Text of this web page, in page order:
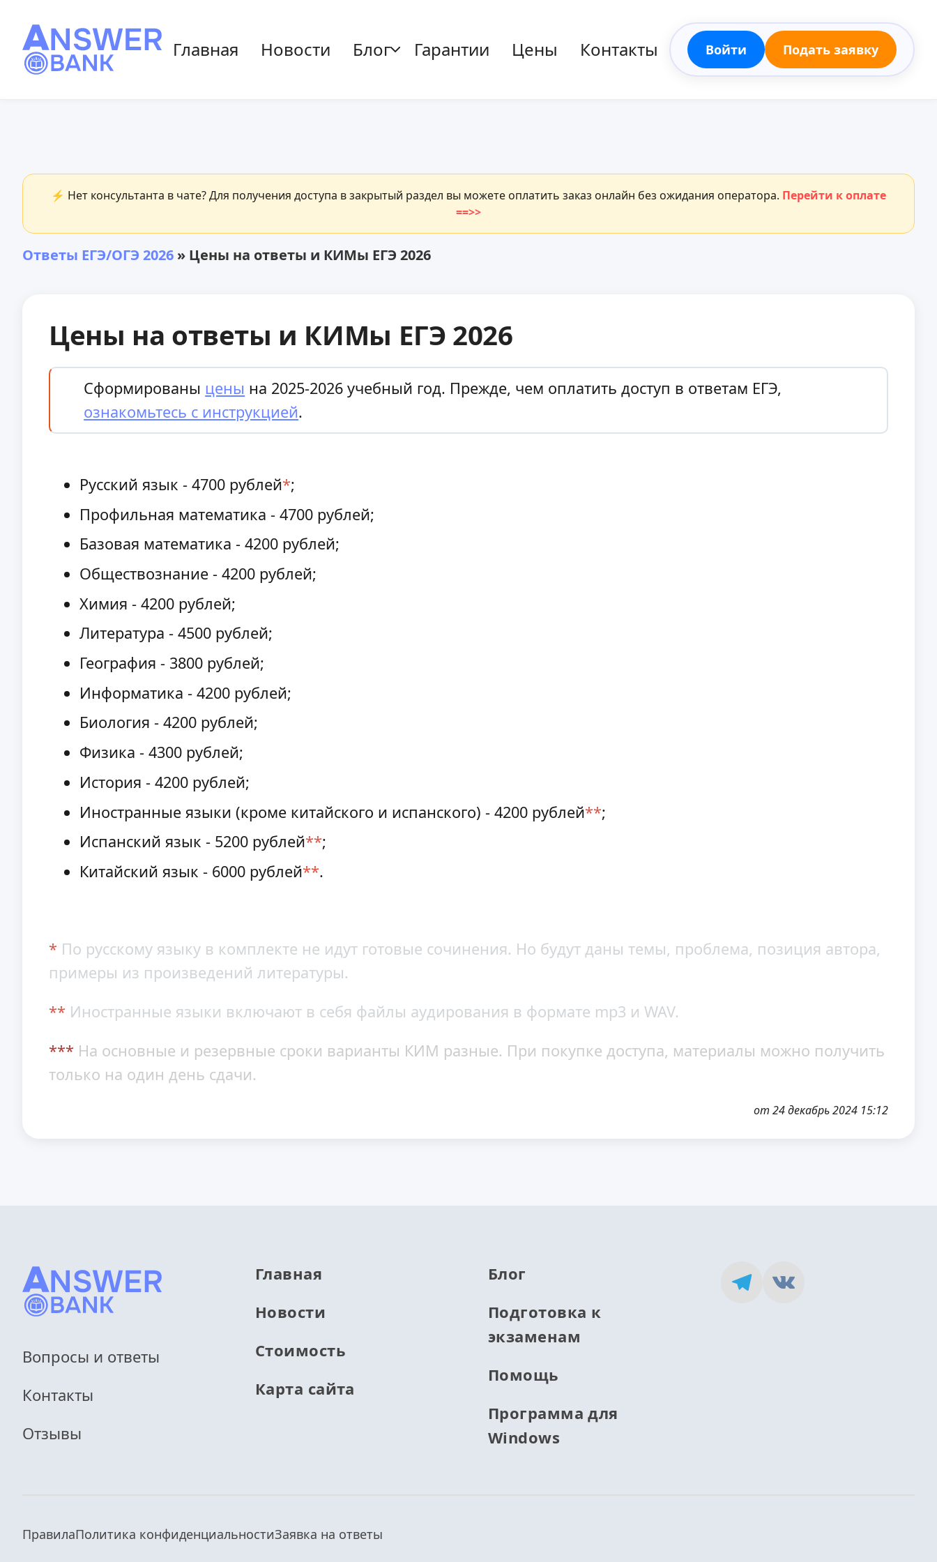
Главная Новости Блог Гарантии Цены Контакты Войти Подать заявку
⚡ Нет консультанта в чате? Для получения доступа в закрытый раздел вы можете оплатить заказ онлайн без ожидания оператора. Перейти к оплате
==>>
Ответы ЕГЭ/ОГЭ 2026 » Цены на ответы и КИМы ЕГЭ 2026
Цены на ответы и КИМы ЕГЭ 2026
Сформированы цены на 2025-2026 учебный год. Прежде, чем оплатить доступ в ответам ЕГЭ,
ознакомьтесь с инструкцией.
Русский язык - 4700 рублей*;
Профильная математика - 4700 рублей;
Базовая математика - 4200 рублей;
Обществознание - 4200 рублей;
Химия - 4200 рублей;
Литература - 4500 рублей;
География - 3800 рублей;
Информатика - 4200 рублей;
Биология - 4200 рублей;
Физика - 4300 рублей;
История - 4200 рублей;
Иностранные языки (кроме китайского и испанского) - 4200 рублей**;
Испанский язык - 5200 рублей**;
Китайский язык - 6000 рублей**.
* По русскому языку в комплекте не идут готовые сочинения. Но будут даны темы, проблема, позиция автора,
примеры из произведений литературы.
** Иностранные языки включают в себя файлы аудирования в формате mp3 и WAV.
*** На основные и резервные сроки варианты КИМ разные. При покупке доступа, материалы можно получить
только на один день сдачи.
от 24 декабрь 2024 15:12
Вопросы и ответы
Контакты
Отзывы
Главная
Новости
Стоимость
Карта сайта
Блог
Подготовка к
экзаменам
Помощь
Программа для
Windows
ПравилаПолитика конфиденциальностиЗаявка на ответы